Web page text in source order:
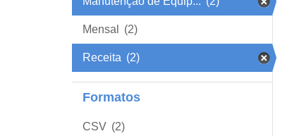
Mensal (2)
Receita (2)
Formatos
CSV (2)